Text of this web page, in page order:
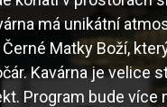
má unikátní
Matky Boží,
Kavárna je velice
Program bude více